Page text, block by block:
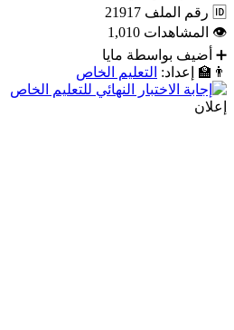
🆔 رقم الملف 21917
👁
المشاهدات 1,010
➕
أضيف بواسطة مايا
👨‍🏫
إعداد: التعليم الخاص
إعلان